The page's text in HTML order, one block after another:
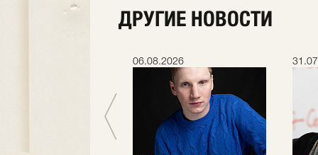
ДРУГИЕ НОВОСТИ
06.08.2026